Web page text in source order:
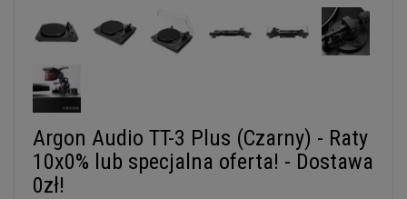
Argon Audio TT-3 Plus (Czarny) - Raty
10x0% lub specjalna oferta! - Dostawa
0zł!